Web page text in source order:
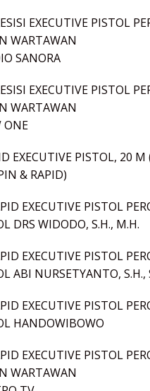
EXECUTIVE PISTOL
WARTAWAN
SANORA
EXECUTIVE PISTOL
WARTAWAN
ONE
EXECUTIVE PISTOL, 20 M
& RAPID)
EXECUTIVE PISTOL
DRS WIDODO, S.H., M.H.
EXECUTIVE PISTOL
ABI NURSETYANTO, S.H.,
EXECUTIVE PISTOL
HANDOWIBOWO
EXECUTIVE PISTOL
WARTAWAN